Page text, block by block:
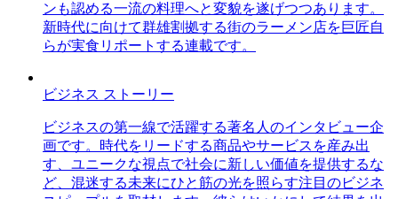
ンも認める一流の料理へと変貌を遂げつつあります。
新時代に向けて群雄割拠する街のラーメン店を巨匠自
らが実食リポートする連載です。
ビジネス ストーリー
ビジネスの第一線で活躍する著名人のインタビュー企
画です。時代をリードする商品やサービスを産み出
す、ユニークな視点で社会に新しい価値を提供するな
ど、混迷する未来にひと筋の光を照らす注目のビジネ